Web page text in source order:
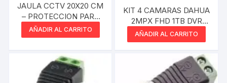
JAULA CCTV 20X20 CM
– PROTECCION PARA
CAMARAS DE
SEGURIDAD DOMO
AÑADIR AL CARRITO
KIT 4 CAMARAS DAHUA
2MPX FHD 1TB DVR
LISTO PARA CONECTAR
AÑADIR AL CARRITO